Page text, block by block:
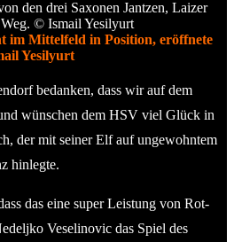
im Mittelfeld in Position, eröffnete
Yesilyurt
bedanken, dass wir auf dem
wünschen dem HSV viel Glück in
der mit seiner Elf auf ungewohntem
hinlegte.
das eine super Leistung von Rot-
Veselinovic das Spiel des